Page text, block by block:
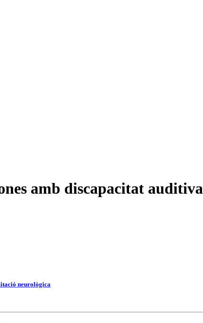
amb discapacitat auditiva
neurològica